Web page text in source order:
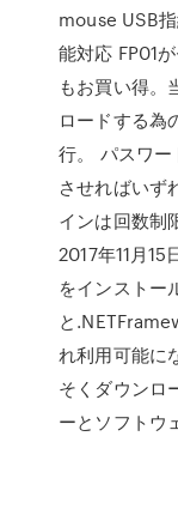
mouse USB
能対応 FP01
もお買い得。
ロードする為
行。 パスワ
させればいず
インは回数制
2017年11月
をインストー
と
れ利用可能に
そくダウンロ
ーとソフトウ